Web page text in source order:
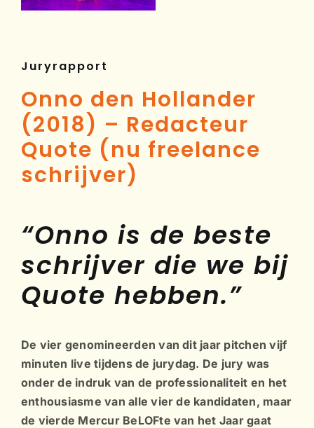
Juryrapport
Onno den Hollander
(2018) – Redacteur
Quote (nu freelance
schrijver)
“Onno is de beste
schrijver die we bij
Quote hebben.”
De vier genomineerden van dit jaar pitchen vijf
minuten live tijdens de jurydag. De jury was
onder de indruk van de professionaliteit en het
enthousiasme van alle vier de kandidaten, maar
de vierde Mercur BeLOFte van het Jaar gaat